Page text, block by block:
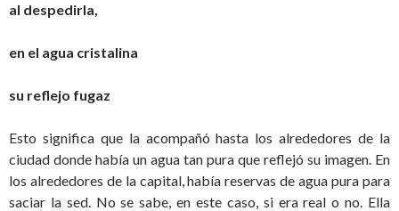
al despedirla,
en el agua cristalina
su reflejo fugaz
Esto significa que la acompañó hasta los alrededores de la
ciudad donde había un agua tan pura que reflejó su imagen. En
los alrededores de la capital, había reservas de agua pura para
saciar la sed. No se sabe, en este caso, si era real o no. Ella